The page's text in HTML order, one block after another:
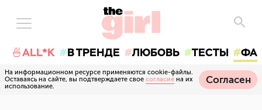
🍜ALL*K В ТРЕНДЕ ЛЮБОВЬ ТЕСТЫ
На информационном ресурсе применяются cookie-файлы.
Оставаясь на сайте, вы подтверждаете свое согласие на их
использование.
Согласен